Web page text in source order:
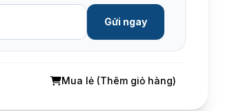
Gửi ngay
Mua lẻ (Thêm giỏ hàng)